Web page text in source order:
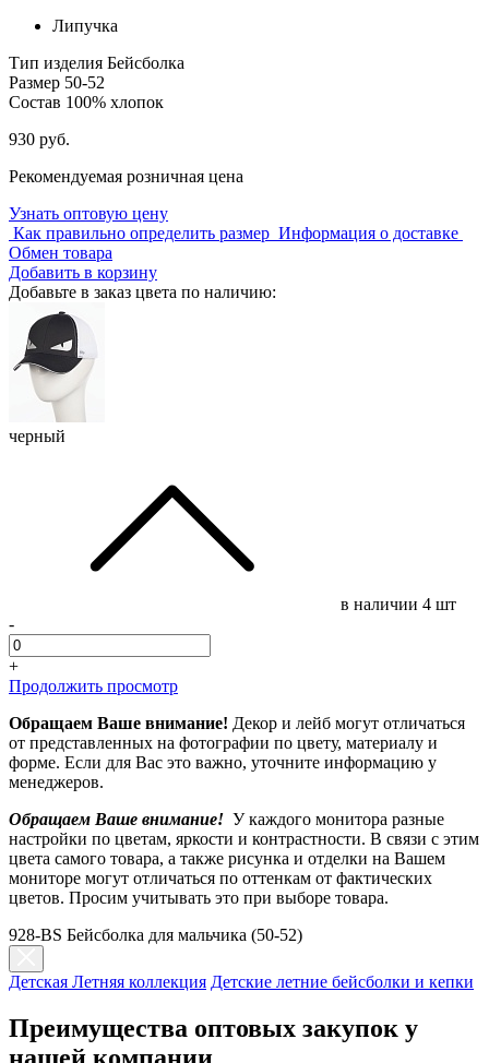
Липучка
Тип изделия Бейсболка
Размер 50-52
Состав 100% хлопок
930 руб.
Рекомендуемая розничная цена
Узнать оптовую цену
Как правильно определить размер Информация о доставке
Обмен товара
Добавить в корзину
Добавьте в заказ цвета по наличию:
черный
в наличии 4 шт
-
+
Продолжить просмотр
Обращаем Ваше внимание! Декор и лейб могут отличаться
от представленных на фотографии по цвету, материалу и
форме. Если для Вас это важно, уточните информацию у
менеджеров.
Обращаем Ваше внимание! У каждого монитора разные
настройки по цветам, яркости и контрастности. В связи с этим
цвета самого товара, а также рисунка и отделки на Вашем
мониторе могут отличаться по оттенкам от фактических
цветов. Просим учитывать это при выборе товара.
928-BS Бейсболка для мальчика (50-52)
Детская Летняя коллекция Детские летние бейсболки и кепки
Преимущества оптовых закупок у
нашей компании